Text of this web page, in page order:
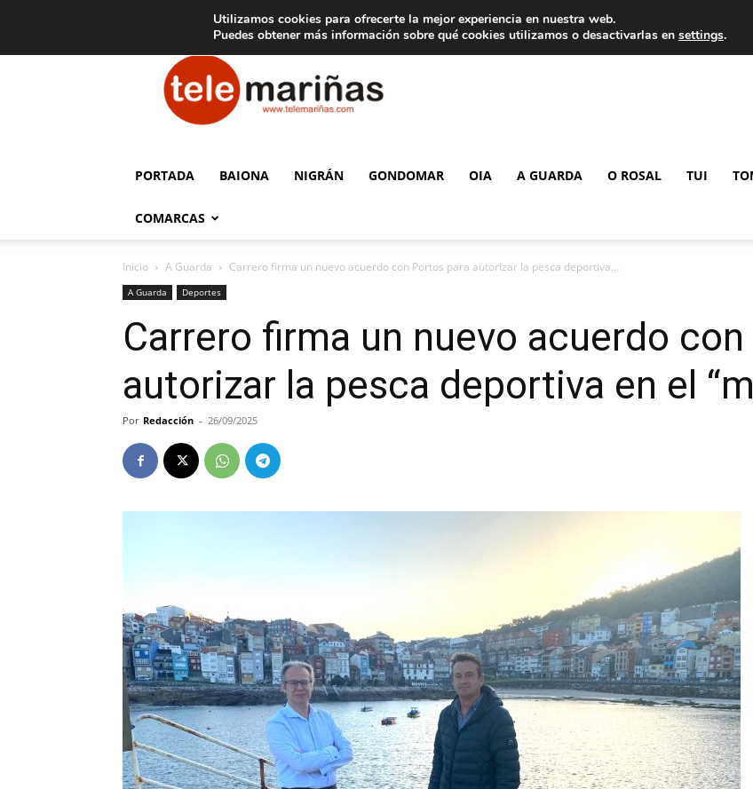
Aviso legal Tarifas de publicidad
Telemariñas
PORTADA BAIONA NIGRÁN GONDOMAR OIA A GUARDA O ROSAL TUI
COMARCAS
Inicio A Guarda Carrero firma un nuevo acuerdo con Portos para autorizar la pesca deportiva...
A Guarda Deportes
Carrero firma un nuevo acuerdo
autorizar la pesca deportiva en el
Por Redacción - 26/09/2025
Utilizamos cookies para ofrecerte la mejor experiencia en nuestra web.
Puedes obtener más información sobre qué cookies utilizamos o desactivarlas en settings.